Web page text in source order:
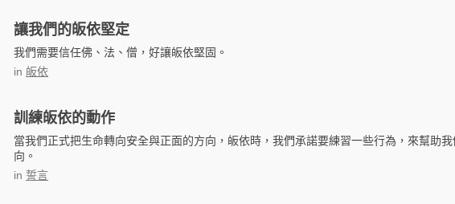
讓我們的皈依堅定
我們需要信任佛、法、僧，好讓皈依堅固。
in 皈依
訓練皈依的動作
當我們正式把生命轉向安全與正面的方向，皈依時，我們承諾要練習一些行為，來幫助
向。
in 誓言